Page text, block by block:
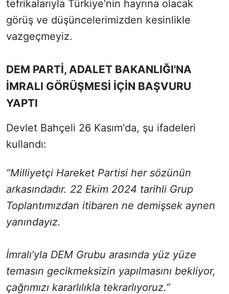
tefrikalarıyla Türkiye’nin hayrına olacak
görüş ve düşüncelerimizden kesinlikle
vazgeçmeyiz.
DEM PARTİ, ADALET BAKANLIĞI'NA
İMRALI GÖRÜŞMESİ İÇİN BAŞVURU
YAPTI
Devlet Bahçeli 26 Kasım'da, şu ifadeleri
kullandı:
“Milliyetçi Hareket Partisi her sözünün
arkasındadır. 22 Ekim 2024 tarihli Grup
Toplantımızdan itibaren ne demişsek aynen
yanındayız.
İmralı’yla DEM Grubu arasında yüz yüze
temasın gecikmeksizin yapılmasını bekliyor,
çağrımızı kararlılıkla tekrarlıyoruz.”